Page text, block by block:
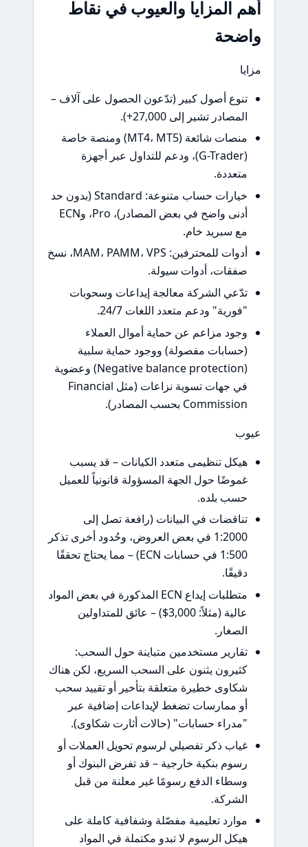
والعيوب في نقاط
أصول كبير (تدّعون الحصول على آلاف –
تشير إلى 27,000+).
منصات شائعة (MT4، MT5) ومنصة خاصة
(G-Trader)، ودعم للتداول عبر أجهزة
خيارات حساب متنوعة: Standard (بدون حد
أدنى واضح في بعض المصادر)، Pro، وECN
أدوات للمحترفين: MAM، PAMM، VPS، نسخ
أدوات سيولة.
الشركة معالجة إيداعات وسحوبات
ودعم متعدد اللغات 24/7.
مزاعم عن حماية أموال العملاء
مفصولة) ووجود حماية سلبية
(Negative balance protection) وعضوية
في جهات تسوية نزاعات (مثل Financial
تنظيمى متعدد الكيانات – قد يسبب
حول الجهة المسؤولة قانونياً للعميل
في البيانات (رافعة تصل إلى
1:2000 في بعض العروض، وحُدود أخرى تذكر
1:500 في حسابات ECN) – مما يحتاج تحققًا
متطلبات إيداع ECN المذكورة في بعض المواد
عالية (مثلاً: 3,000$) – عائق للمتداولين
مستخدمين متباينة حول السحب:
يثنون على السحب السريع، لكن هناك
خطيرة متعلقة بتأخير أو تقييد سحب
تضغط لإيداعات إضافية عبر
حسابات" (حالات أثارت شكاوى).
ذكر تفصيلي لرسوم تحويل العملات أو
بنكية خارجية – قد تفرض البنوك أو
الدفع رسومًا غير معلنة من قبل
تعليمية مفصّلة وشفافية كاملة على
الرسوم لا تبدو مكتملة في المواد